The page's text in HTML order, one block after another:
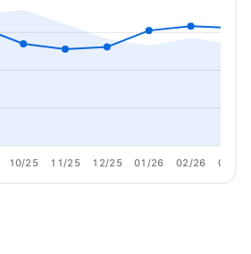
10/25 11/25 12/25 01/26 02/26 03/26